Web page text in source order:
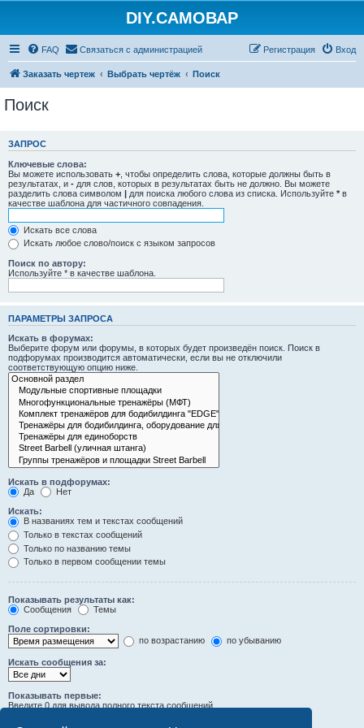
DIY.САМОВАР
FAQ Связаться с администрацией Вход
Регистрация
Заказать чертеж Выбрать чертёж Поиск
Поиск
ЗАПРОС
Ключевые слова:
Вы можете использовать + , чтобы определить слова, которые должны быть в
результатах, и - для слов, которых в результатах быть не должно. Вы можете
разделить слова символом | для поиска любого слова из списка. Используйте * в
качестве шаблона для частичного совпадения.
Искать все слова
Искать любое слово/поиск с языком запросов
Поиск по автору:
Используйте * в качестве шаблона.
ПАРАМЕТРЫ ЗАПРОСА
Искать в форумах:
Выберите форум или форумы, в которых будет произведён поиск. Поиск в
подфорумах производится автоматически, если вы не отключили
соответствующую опцию ниже.
Искать в подфорумах:
Да
Нет
Искать:
В названиях тем и текстах сообщений
Только в текстах сообщений
Только по названию темы
Только в первом сообщении темы
Показывать результаты как:
Сообщения
Темы
Поле сортировки:
по возрастанию
по убыванию
Искать сообщения за:
Показывать первые:
Введите 0 для вывода полного текста сообщений.